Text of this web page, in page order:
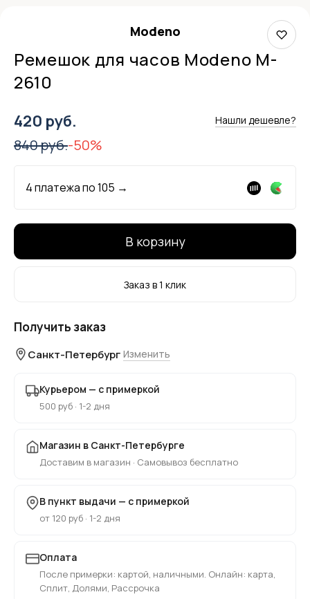
Modeno
Ремешок для часов Modeno M-
2610
420 руб. Нашли дешевле?
840 руб.-50%
4 платежа по105 →
В корзину
Заказ в 1 клик
Получить заказ
Санкт-Петербург Изменить
Курьером — с примеркой
500 руб · 1-2 дня
Магазин в Санкт-Петербурге
Доставим в магазин · Самовывоз бесплатно
В пункт выдачи — с примеркой
от 120 руб · 1-2 дня
Оплата
После примерки: картой, наличными. Онлайн: карта,
Сплит, Долями, Рассрочка